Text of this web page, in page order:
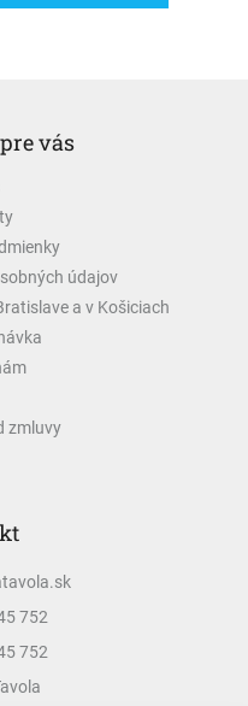
vás
údajov
a v Košiciach
zmluvy
752
752